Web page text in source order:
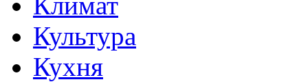
Культура
Кухня